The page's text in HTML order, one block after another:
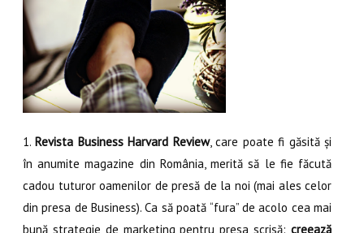
1.Revista Business Harvard Review, care poate fi găsită și
în anumite magazine din România, merită să le fie făcută
cadou tuturor oamenilor de presă de la noi (mai ales celor
din presa de Business). Ca să poată “fura” de acolo cea mai
bună strategie de marketing pentru presa scrisă: creează